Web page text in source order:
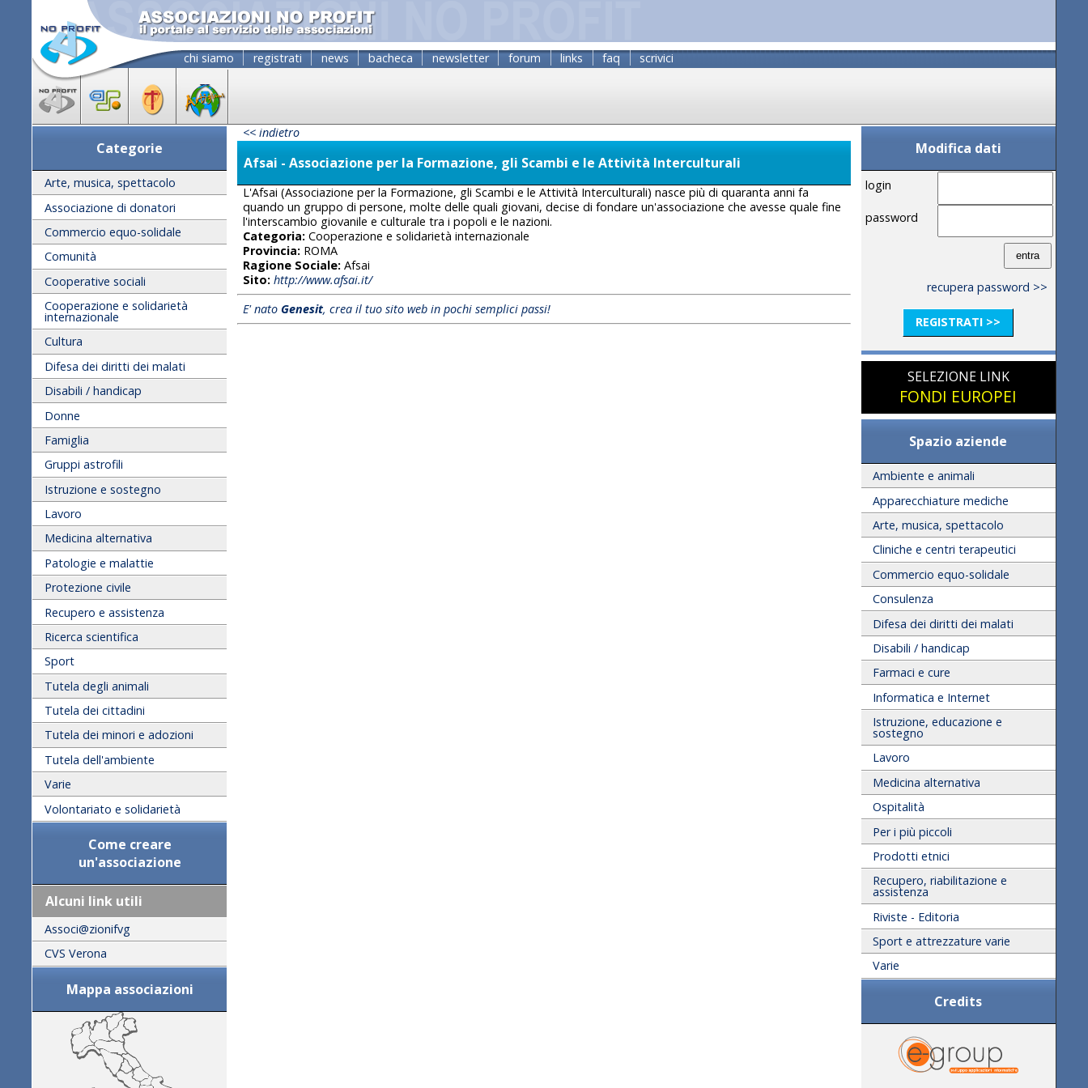
chi siamo registrati news bacheca newsletter forum links faq scrivici
Categorie
Arte, musica, spettacolo
Associazione di donatori
Commercio equo-solidale
Comunità
Cooperative sociali
Cooperazione e solidarietà
internazionale
Cultura
Difesa dei diritti dei malati
Disabili / handicap
Donne
Famiglia
Gruppi astrofili
Istruzione e sostegno
Lavoro
Medicina alternativa
Patologie e malattie
Protezione civile
Recupero e assistenza
Ricerca scientifica
Sport
Tutela degli animali
Tutela dei cittadini
Tutela dei minori e adozioni
Tutela dell'ambiente
Varie
Volontariato e solidarietà
Come creare
un'associazione
Alcuni link utili
Associ@zionifvg
CVS Verona
Mappa associazioni
<< indietro
Afsai - Associazione per la Formazione, gli Scambi e le Attività Interculturali
L'Afsai (Associazione per la Formazione, gli Scambi e le Attività Interculturali) nasce più di quaranta anni fa
quando un gruppo di persone, molte delle quali giovani, decise di fondare un'associazione che avesse quale fine
l'interscambio giovanile e culturale tra i popoli e le nazioni.
Categoria: Cooperazione e solidarietà internazionale
Provincia: ROMA
Ragione Sociale: Afsai
Sito: http://www.afsai.it/
E' nato Genesit, crea il tuo sito web in pochi semplici passi!
Modifica dati
login
password
recupera password >>
REGISTRATI >>
SELEZIONE LINK
FONDI EUROPEI
Spazio aziende
Ambiente e animali
Apparecchiature mediche
Arte, musica, spettacolo
Cliniche e centri terapeutici
Commercio equo-solidale
Consulenza
Difesa dei diritti dei malati
Disabili / handicap
Farmaci e cure
Informatica e Internet
Istruzione, educazione e
sostegno
Lavoro
Medicina alternativa
Ospitalità
Per i più piccoli
Prodotti etnici
Recupero, riabilitazione e
assistenza
Riviste - Editoria
Sport e attrezzature varie
Varie
Credits